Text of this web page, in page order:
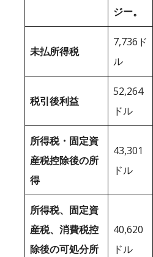
ジー。
未払所得税
7,736ド
ル
税引後利益
52,264
ドル
所得税・固定資
産税控除後の所
得
43,301
ドル
所得税、固定資
産税、消費税控
除後の可処分所
40,620
ドル